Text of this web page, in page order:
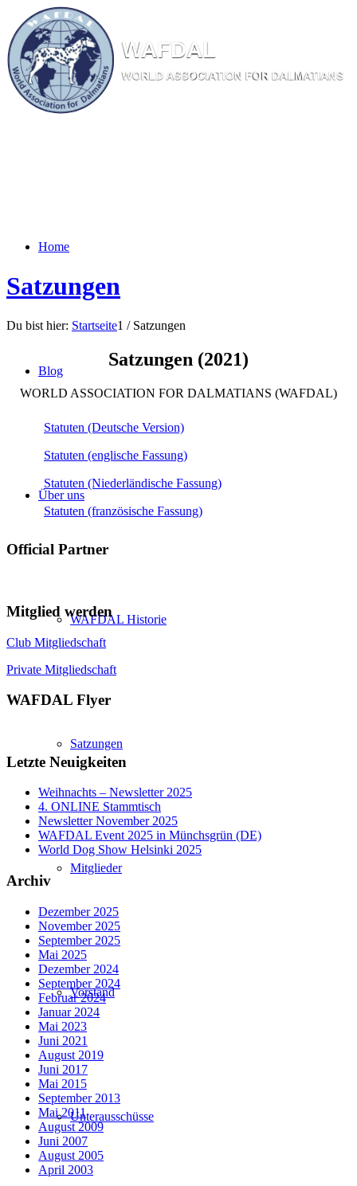
W AFDAL
WORL D ASSOC IATIONFORDALM ATIANS
Home
Blog
Über uns
WAFDAL Historie
Satzungen
Mitglieder
Vorstand
Unterausschüsse
Satzungen
Du bist hier: Startseite1 / Satzungen
Satzungen (2021)
WORLD ASSOCIATION FOR DALMATIANS (WAFDAL)
Statuten (Deutsche Version)
Statuten (englische Fassung)
Statuten (Niederländische Fassung)
Statuten (französische Fassung)
Official Partner
Mitglied werden
Club Mitgliedschaft
Private Mitgliedschaft
WAFDAL Flyer
Letzte Neuigkeiten
Weihnachts – Newsletter 2025
4. ONLINE Stammtisch
Newsletter November 2025
WAFDAL Event 2025 in Münchsgrün (DE)
World Dog Show Helsinki 2025
Archiv
Dezember 2025
November 2025
September 2025
Mai 2025
Dezember 2024
September 2024
Februar 2024
Januar 2024
Mai 2023
Juni 2021
August 2019
Juni 2017
Mai 2015
September 2013
Mai 2011
August 2009
Juni 2007
August 2005
April 2003